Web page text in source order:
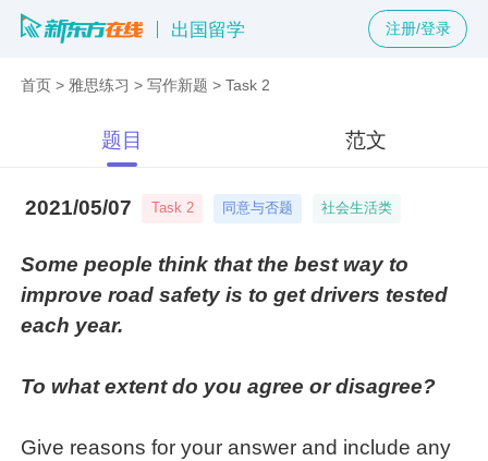
出国留学 注册/登录
首页 >雅思练习 >写作新题 >Task 2
题目 范文
2021/05/07 Task 2 同意与否题 社会生活类
Some people think that the best way to
improve road safety is to get drivers tested
each year.
To what extent do you agree or disagree?
Give reasons for your answer and include any